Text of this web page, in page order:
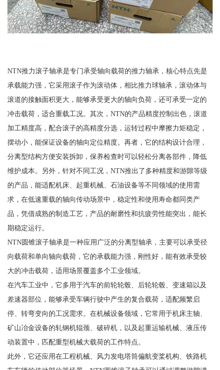
NTN推力滚子轴承是专门承受轴向载荷的推力轴承，核心特点先是
承载能力强，它采用滚子作为滚动体，相比推力球轴承，滚动体与
滚道的接触面积更大，能够承受更大的轴向负荷，还可承受一定的
冲击载荷，适合重载工况。其次，NTN的产品精度控制出色，滚道
加工精度高，配合滚子的高精度分选，运转过程中摩擦力矩稳定，
摆动小，能保证设备的轴向定位精度。再者，它的结构设计合理，
分离型结构方便安装拆卸，保养检查时可以轻松分离各部件，降低
维护成本。另外，针对不同工况，NTN推出了多种精度和游隙等级
的产品，能适配机床、起重机械、石油设备等不同领域的使用需
求，在低速重载的轴向传动场景中，稳定性和使用寿命都同类产
品，凭借成熟的制造工艺，产品的耐磨性和抗疲劳性能突出，能长
期稳定运行。
NTN圆锥滚子轴承是一种应用广泛的分离型轴承，主要可以承受径
向载荷和单向轴向载荷，它的承载能力强，刚性好，能有效承受较
大的冲击载荷，适用场景覆盖多个工业领域。
在汽车工业中，它多用于汽车的前轮轮毂、后轮轮毂、变速箱以及
差速器部位，能够承受车辆行驶中产生的复合载荷，适配频繁启
停、转弯变向的工况需求。在机械设备领域，它常用于机床主轴、
矿山冶金设备的轧钢机辊颈、破碎机，以及起重运输机械、液压传
动装置中，匹配重型机械大载荷的工作特点。
此外，它还应用在工程机械、风力发电塔筒偏航变桨机构、铁路机